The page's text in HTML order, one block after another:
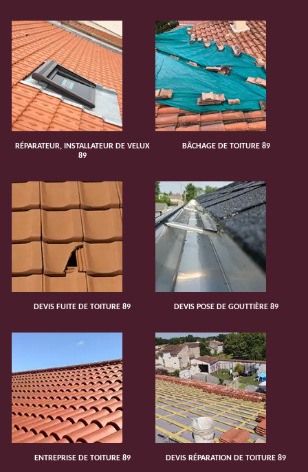
RÉPARATEUR, INSTALLATEUR DE VELUX
89
BÂCHAGE DE TOITURE 89
DEVIS FUITE DE TOITURE 89 DEVIS POSE DE GOUTTIÈRE 89
ENTREPRISE DE TOITURE 89 DEVIS RÉPARATION DE TOITURE 89